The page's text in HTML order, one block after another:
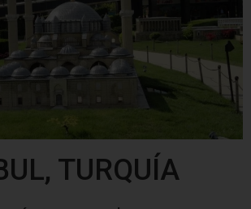
TURQUÍA